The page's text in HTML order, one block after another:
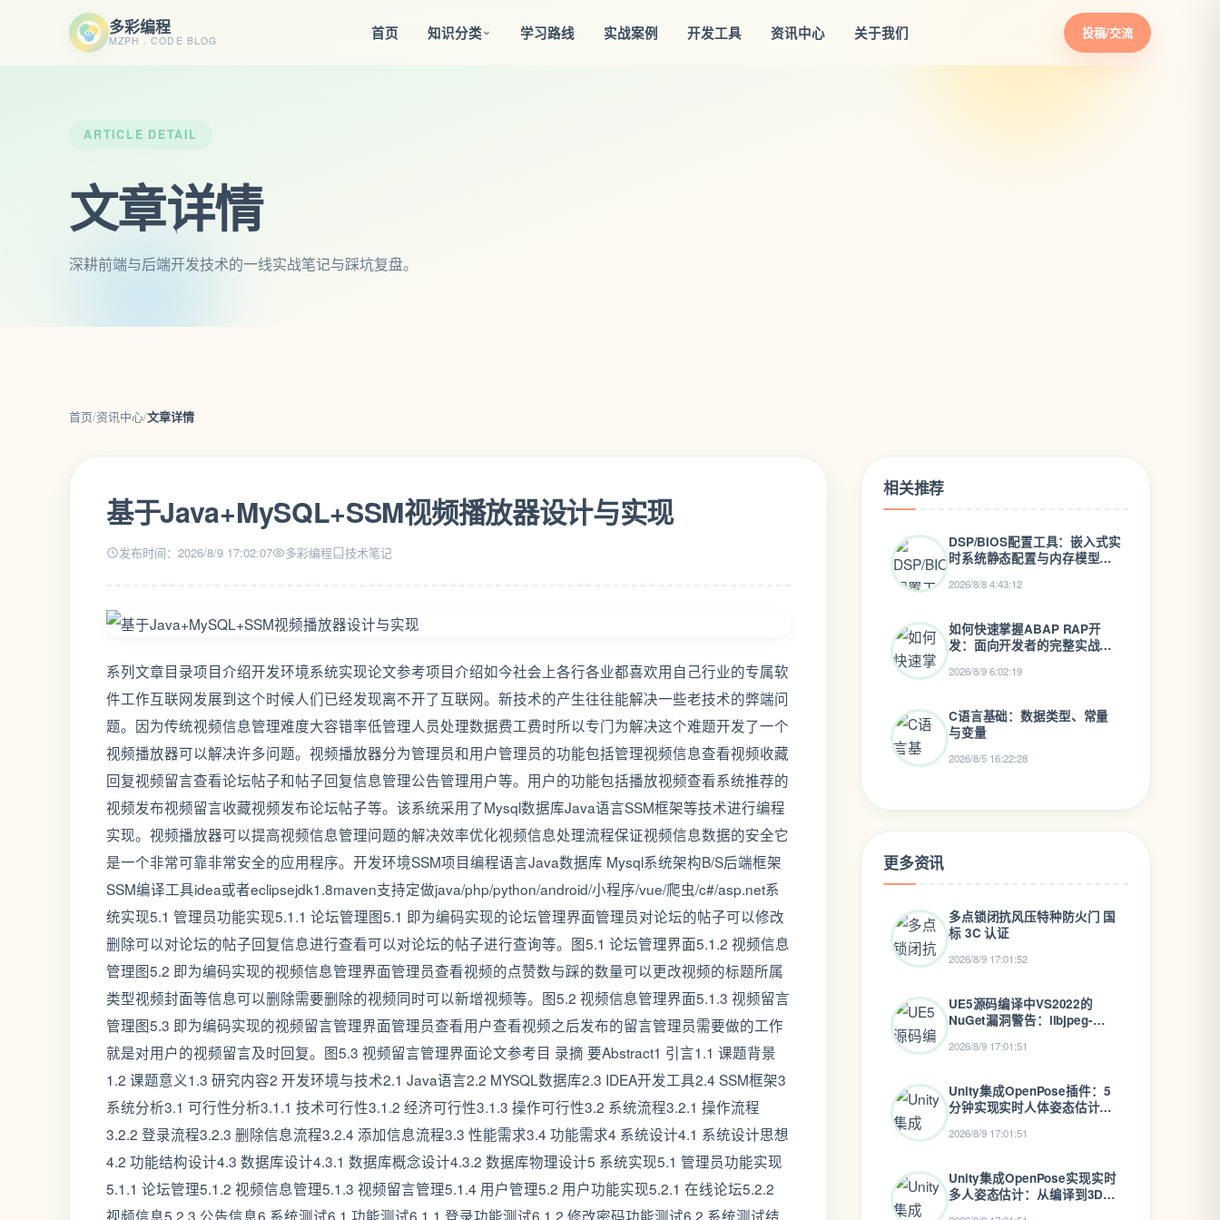
多彩编程
MZPH · CODE BLOG 首页 知识分类 学习路线 实战案例 开发工具 资讯中心 关于我们 投稿/交流
ARTICLE DETAIL
文章详情
深耕前端与后端开发技术的一线实战笔记与踩坑复盘。
首页/资讯中心/文章详情
基于Java+MySQL+SSM视频播放器设计与实现
发布时间：2026/8/9 17:02:07 多彩编程 技术笔记
系列文章目录项目介绍开发环境系统实现论文参考项目介绍如今社会上各行各业都喜欢用自己行业的专属软
件工作互联网发展到这个时候人们已经发现离不开了互联网。新技术的产生往往能解决一些老技术的弊端问
题。因为传统视频信息管理难度大容错率低管理人员处理数据费工费时所以专门为解决这个难题开发了一个
视频播放器可以解决许多问题。视频播放器分为管理员和用户管理员的功能包括管理视频信息查看视频收藏
回复视频留言查看论坛帖子和帖子回复信息管理公告管理用户等。用户的功能包括播放视频查看系统推荐的
视频发布视频留言收藏视频发布论坛帖子等。该系统采用了Mysql数据库Java语言SSM框架等技术进行编程
实现。视频播放器可以提高视频信息管理问题的解决效率优化视频信息处理流程保证视频信息数据的安全它
是一个非常可靠非常安全的应用程序。开发环境SSM项目编程语言Java数据库 Mysql系统架构B/S后端框架
SSM编译工具idea或者eclipsejdk1.8maven支持定做java/php/python/android/小程序/vue/爬虫/c#/asp.net系
统实现5.1 管理员功能实现5.1.1 论坛管理图5.1 即为编码实现的论坛管理界面管理员对论坛的帖子可以修改
删除可以对论坛的帖子回复信息进行查看可以对论坛的帖子进行查询等。图5.1 论坛管理界面5.1.2 视频信息
管理图5.2 即为编码实现的视频信息管理界面管理员查看视频的点赞数与踩的数量可以更改视频的标题所属
类型视频封面等信息可以删除需要删除的视频同时可以新增视频等。图5.2 视频信息管理界面5.1.3 视频留言
管理图5.3 即为编码实现的视频留言管理界面管理员查看用户查看视频之后发布的留言管理员需要做的工作
就是对用户的视频留言及时回复。图5.3 视频留言管理界面论文参考目 录摘 要Abstract1 引言1.1 课题背景
1.2 课题意义1.3 研究内容2 开发环境与技术2.1 Java语言2.2 MYSQL数据库2.3 IDEA开发工具2.4 SSM框架3
系统分析3.1 可行性分析3.1.1 技术可行性3.1.2 经济可行性3.1.3 操作可行性3.2 系统流程3.2.1 操作流程
3.2.2 登录流程3.2.3 删除信息流程3.2.4 添加信息流程3.3 性能需求3.4 功能需求4 系统设计4.1 系统设计思想
4.2 功能结构设计4.3 数据库设计4.3.1 数据库概念设计4.3.2 数据库物理设计5 系统实现5.1 管理员功能实现
5.1.1 论坛管理5.1.2 视频信息管理5.1.3 视频留言管理5.1.4 用户管理5.2 用户功能实现5.2.1 在线论坛5.2.2
视频信息5.2.3 公告信息6 系统测试6.1 功能测试6.1.1 登录功能测试6.1.2 修改密码功能测试6.2 系统测试结
相关推荐
DSP/BIOS配置工具：嵌入式实
时系统静态配置与内存模型实
2026/8/8 4:43:12
如何快速掌握ABAP RAP开
发：面向开发者的完整实战指
2026/8/9 6:02:19
C语言基础：数据类型、常量
与变量
2026/8/5 16:22:28
更多资讯
多点锁闭抗风压特种防火门 国
标 3C 认证
2026/8/9 17:01:52
UE5源码编译中VS2022的
NuGet漏洞警告：libjpeg-
2026/8/9 17:01:51
Unity集成OpenPose插件：5
分钟实现实时人体姿态估计与
2026/8/9 17:01:51
Unity集成OpenPose实现实时
多人姿态估计：从编译到3D角